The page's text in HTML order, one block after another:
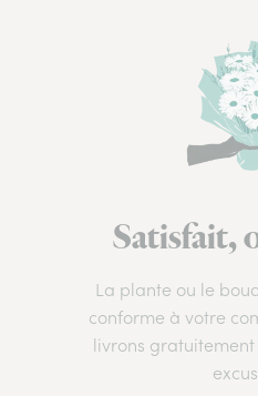
Satisfait,
La plante ou le
conforme à votre
livrons